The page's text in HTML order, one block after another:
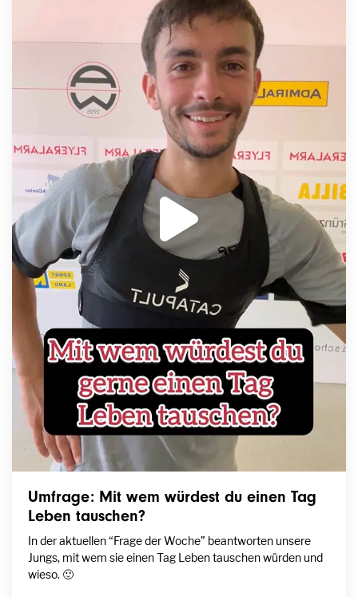
Umfrage: Mit wem würdest du einen Tag
Leben tauschen?
In der aktuellen “Frage der Woche” beantworten unsere
Jungs, mit wem sie einen Tag Leben tauschen würden und
wieso. 🙂